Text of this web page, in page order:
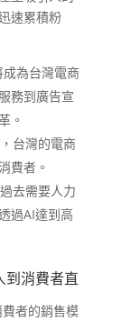
速累積粉
為台灣電商
務到廣告宣
。
台灣的電商
費者。
去需要人力
過AI達到高
到消費者直
者的銷售模